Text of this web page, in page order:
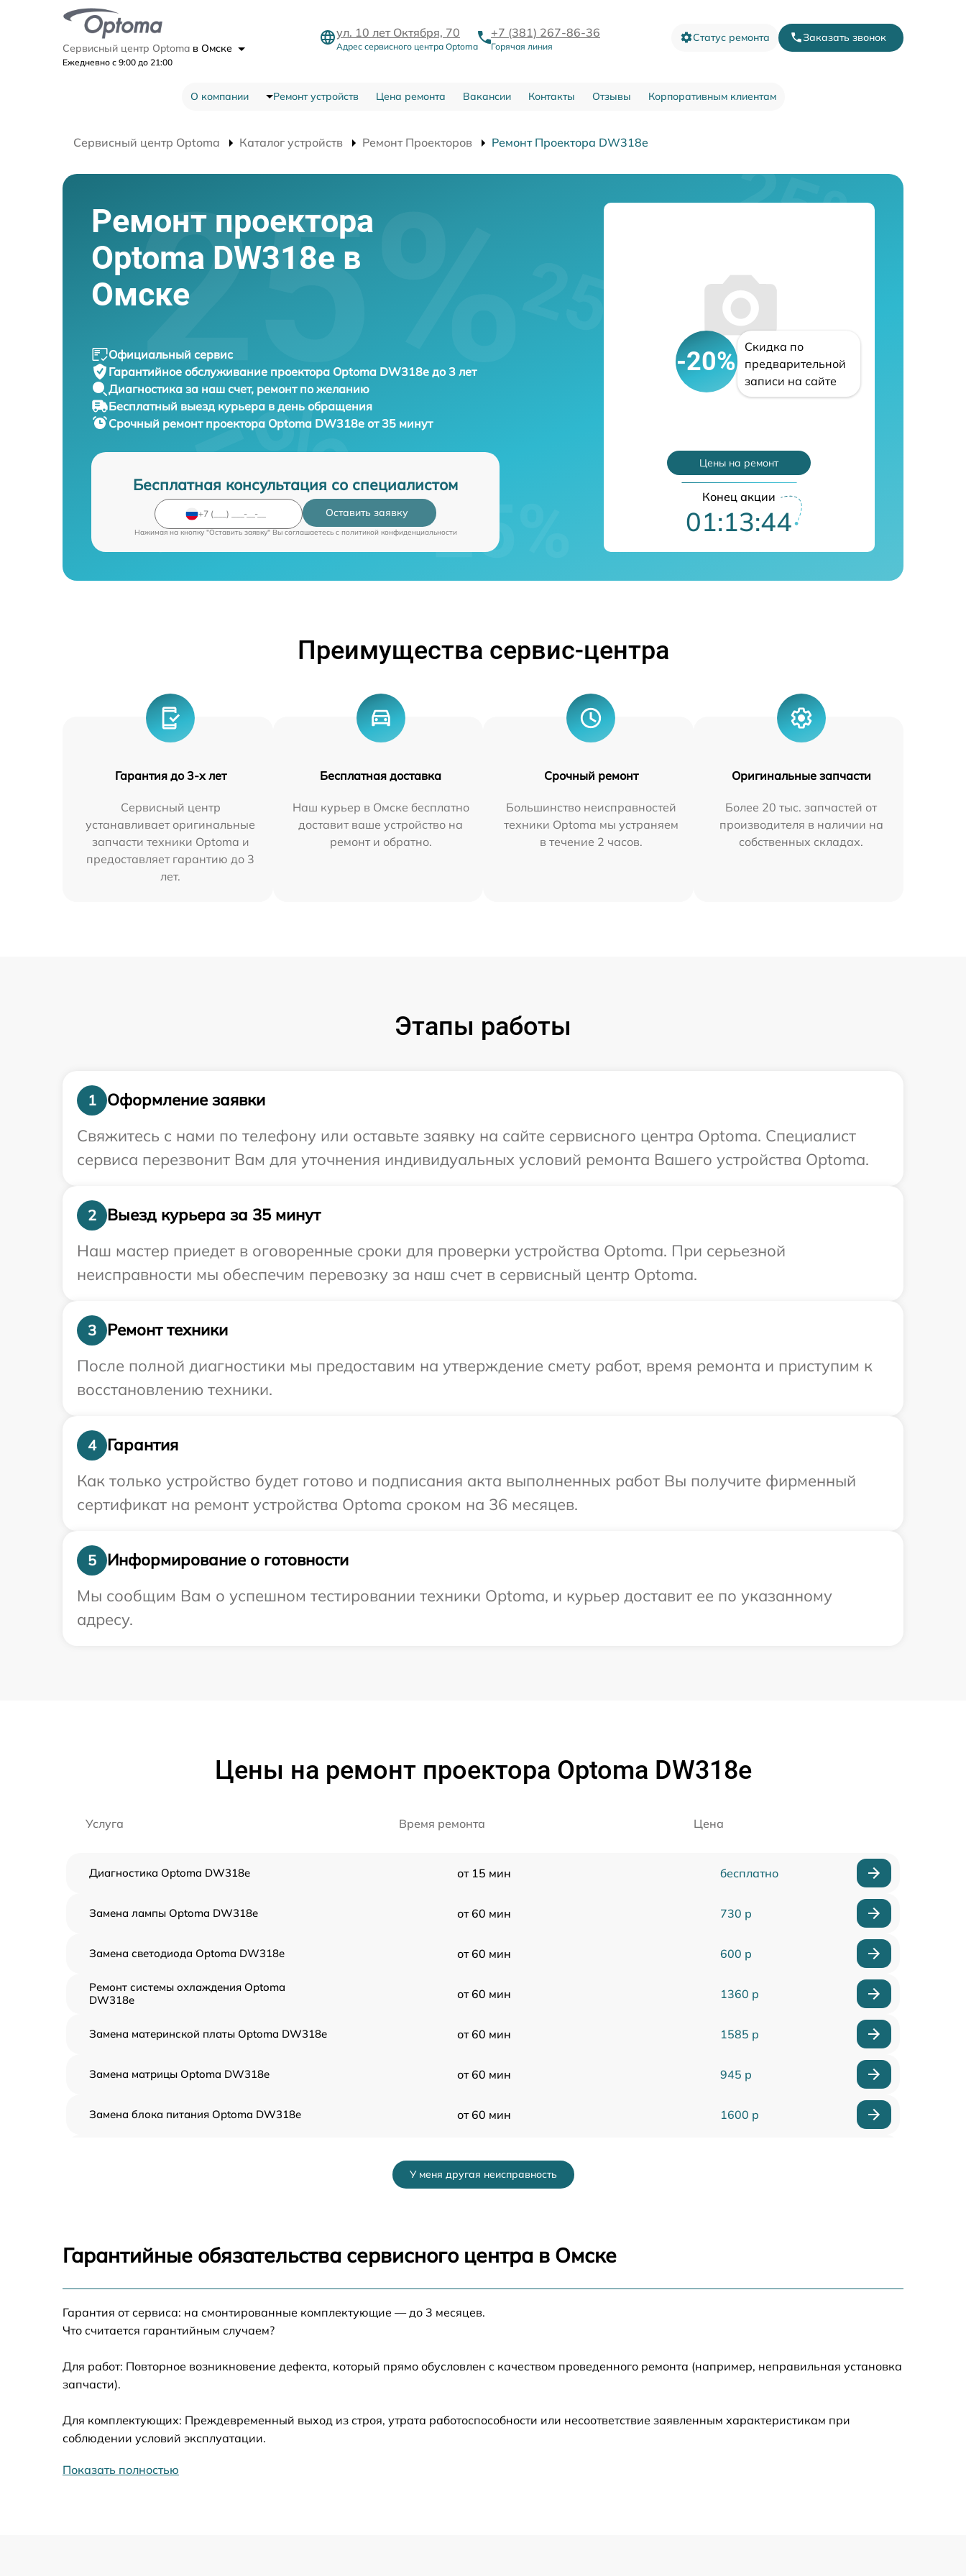
Сервисный центр Optoma в Омске
Ежедневно с 9:00 до 21:00
ул. 10 лет Октября, 70
Адрес сервисного центра Optoma
+7 (381) 267-86-36
Горячая линия
Статус ремонта Заказать звонок
О компании Ремонт устройств Цена ремонта Вакансии Контакты Отзывы Корпоративным клиентам
Сервисный центр Optoma Каталог устройств Ремонт Проекторов Ремонт Проектора DW318e
Ремонт проектора
Optoma DW318e в
Омске
Официальный сервис
Гарантийное обслуживание проектора Optoma DW318e до 3 лет
Диагностика за наш счет, ремонт по желанию
Бесплатный выезд курьера в день обращения
Срочный ремонт проектора Optoma DW318e от 35 минут
Бесплатная консультация со специалистом
Оставить заявку
Нажимая на кнопку "Оставить заявку" Вы соглашаетесь c политикой конфиденциальности
-20%
Скидка по
предварительной
записи на сайте
Цены на ремонт
Конец акции
01:13:43
Преимущества сервис-центра
Гарантия до 3-х лет
Сервисный центр
устанавливает оригинальные
запчасти техники Optoma и
предоставляет гарантию до 3
лет.
Бесплатная доставка
Наш курьер в Омске бесплатно
доставит ваше устройство на
ремонт и обратно.
Срочный ремонт
Большинство неисправностей
техники Optoma мы устраняем
в течение 2 часов.
Оригинальные запчасти
Более 20 тыс. запчастей от
производителя в наличии на
собственных складах.
Этапы работы
1
Оформление заявки
Свяжитесь с нами по телефону или оставьте заявку на сайте сервисного центра Optoma. Специалист
сервиса перезвонит Вам для уточнения индивидуальных условий ремонта Вашего устройства Optoma.
2
Выезд курьера за 35 минут
Наш мастер приедет в оговоренные сроки для проверки устройства Optoma. При серьезной
неисправности мы обеспечим перевозку за наш счет в сервисный центр Optoma.
3
Ремонт техники
После полной диагностики мы предоставим на утверждение смету работ, время ремонта и приступим к
восстановлению техники.
4
Гарантия
Как только устройство будет готово и подписания акта выполненных работ Вы получите фирменный
сертификат на ремонт устройства Optoma сроком на 36 месяцев.
5
Информирование о готовности
Мы сообщим Вам о успешном тестировании техники Optoma, и курьер доставит ее по указанному
адресу.
Цены на ремонт проектора Optoma DW318e
Услуга Время ремонта Цена
Диагностика Optoma DW318e от 15 мин бесплатно
Замена лампы Optoma DW318e от 60 мин 730 р
Замена светодиода Optoma DW318e от 60 мин 600 р
Ремонт системы охлаждения Optoma
DW318e
от 60 мин 1360 р
Замена материнской платы Optoma DW318e от 60 мин 1585 р
Замена матрицы Optoma DW318e от 60 мин 945 р
Замена блока питания Optoma DW318e от 60 мин 1600 р
Замена балластера Optoma DW318e от 60 мин
DW318e
Замена поляризатора Optoma DW318e
Замена вентилятора системы охлаждения
У меня другая неисправность
Гарантийные обязательства сервисного центра в Омске
Гарантия от сервиса: на смонтированные комплектующие — до 3 месяцев.
Что считается гарантийным случаем?
Для работ: Повторное возникновение дефекта, который прямо обусловлен с качеством проведенного ремонта (например, неправильная установка
запчасти).
Для комплектующих: Преждевременный выход из строя, утрата работоспособности или несоответствие заявленным характеристикам при
соблюдении условий эксплуатации.
Показать полностью